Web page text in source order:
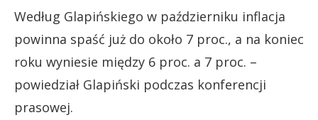
Według Glapińskiego w październiku inflacja
powinna spaść już do około 7 proc., a na koniec
roku wyniesie między 6 proc. a 7 proc. –
powiedział Glapiński podczas konferencji
prasowej.